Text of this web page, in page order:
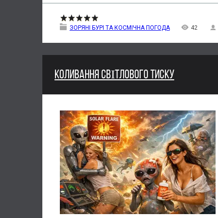
ЗОРЯНІ БУРІ ТА КОСМІЧНА ПОГОДА 42
КОЛИВАННЯ СВІТЛОВОГО ТИСКУ